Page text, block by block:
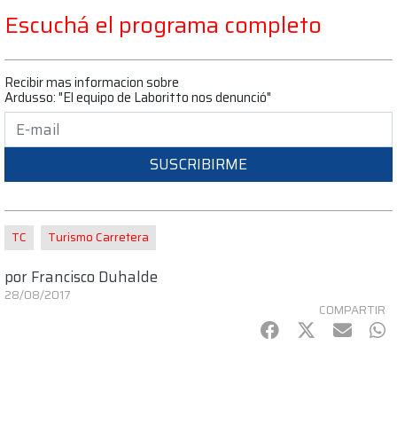
Escuchá el programa completo
Recibir mas informacion sobre
Ardusso: "El equipo de Laboritto nos denunció"
SUSCRIBIRME
TC Turismo Carretera
por Francisco Duhalde
28/08/2017
COMPARTIR
Facebook
Twitter
mail